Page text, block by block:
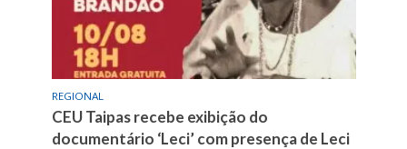
REGIONAL
CEU Taipas recebe exibição do
documentário ‘Leci’ com presença de Leci